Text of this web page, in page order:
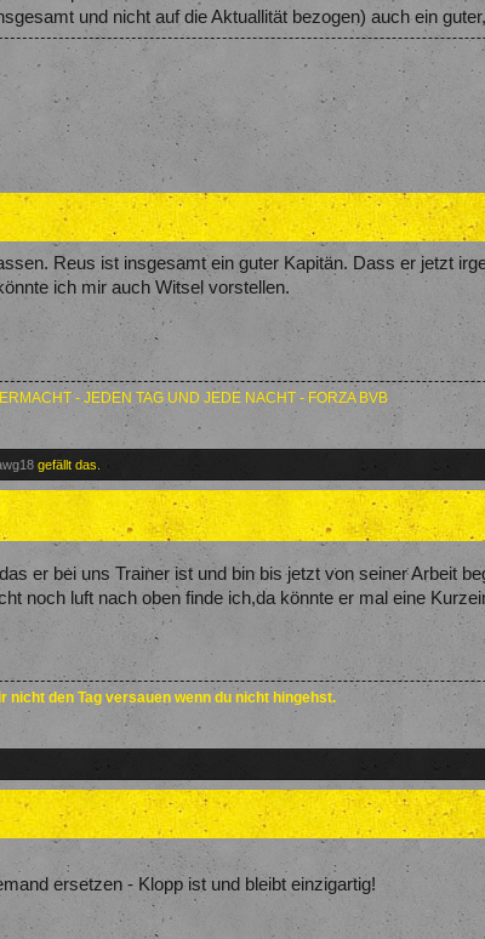
und nicht auf die Aktuallität bezogen) auch ein
Reus ist insgesamt ein guter Kapitän. Dass er jetzt
ich mir auch Witsel vorstellen.
- JEDEN TAG UND JEDE NACHT - FORZA BVB
gefällt das.
er bei uns Trainer ist und bin bis jetzt von seiner Arbeit
noch luft nach oben finde ich,da könnte er mal eine
nicht den Tag versauen wenn du nicht hingehst.
ersetzen - Klopp ist und bleibt einzigartig!